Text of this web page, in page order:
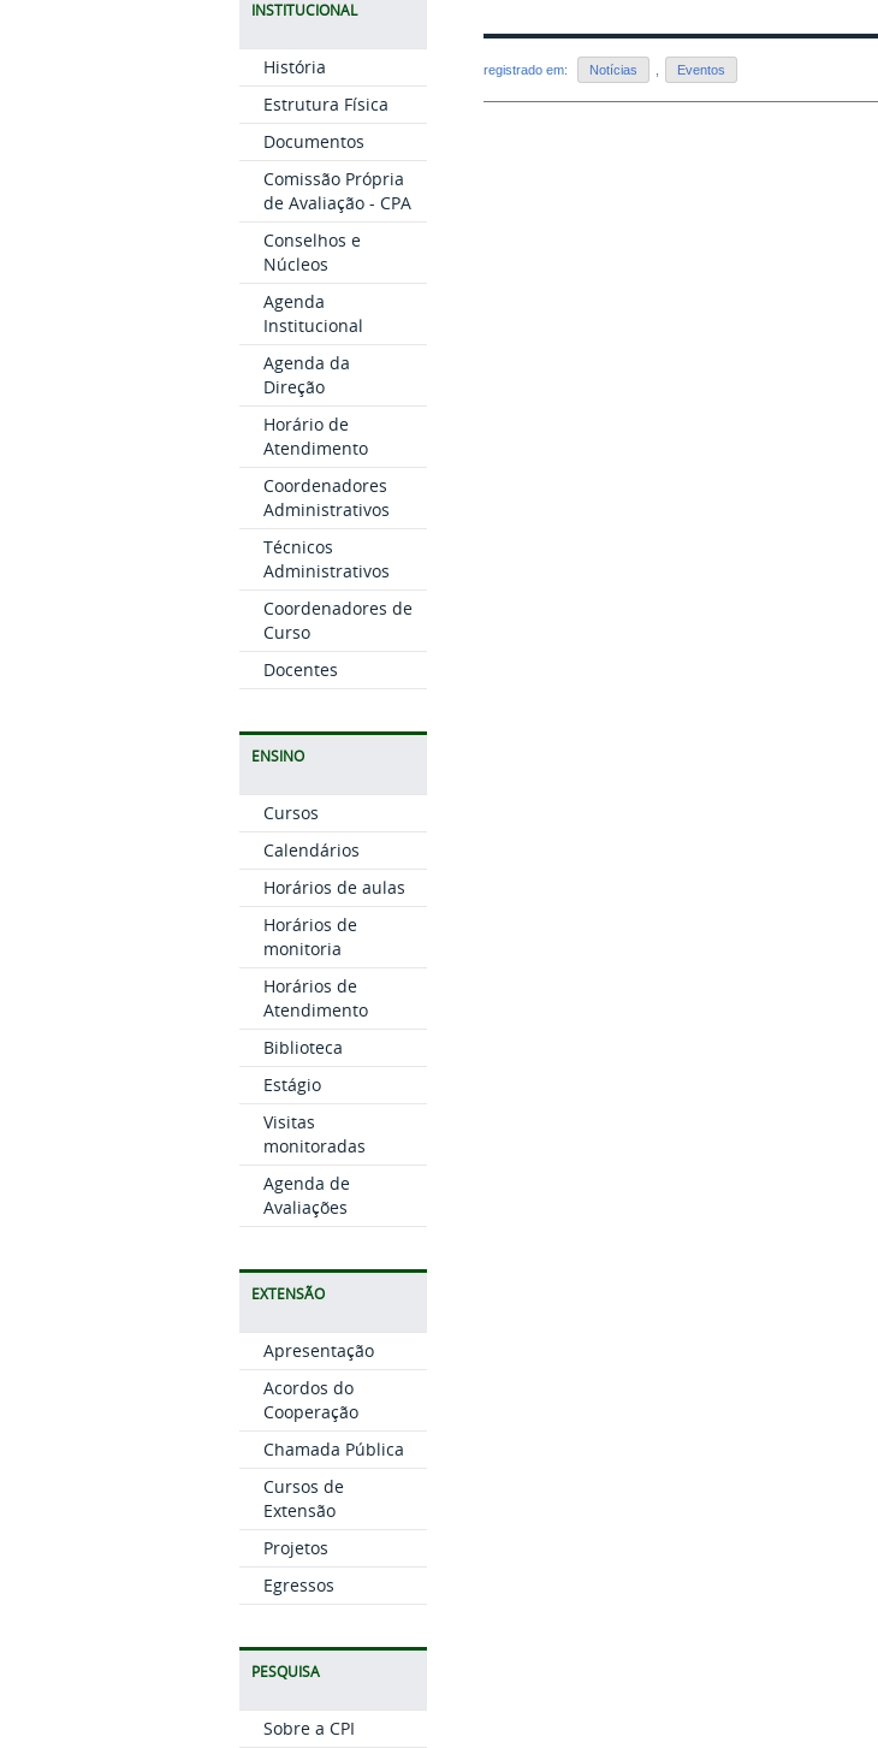
INSTITUCIONAL
História
Estrutura Física
Documentos
Comissão Própria
de Avaliação - CPA
Conselhos e
Núcleos
Agenda
Institucional
Agenda da
Direção
Horário de
Atendimento
Coordenadores
Administrativos
Técnicos
Administrativos
Coordenadores de
Curso
Docentes
ENSINO
Cursos
Calendários
Horários de aulas
Horários de
monitoria
Horários de
Atendimento
Biblioteca
Estágio
Visitas
monitoradas
Agenda de
Avaliações
EXTENSÃO
Apresentação
Acordos do
Cooperação
Chamada Pública
Cursos de
Extensão
Projetos
Egressos
PESQUISA
Sobre a CPI
registrado em: Notícias Eventos